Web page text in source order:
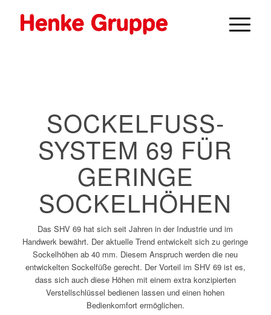
SOCKELFUSS­S
YSTEM 69 FÜR G
ERINGE S
OCKELHÖHEN
Das SHV 69 hat sich seit Jahren in der Industrie und im
Handwerk bewährt. Der aktuelle Trend entwickelt sich zu geringe
Sockelhöhen ab 40 mm. Diesem Anspruch werden die neu
entwickelten Sockelfüße gerecht. Der Vorteil im SHV 69 ist es,
dass sich auch diese Höhen mit einem extra konzipierten
Verstellschlüssel bedienen lassen und einen hohen
Bedienkomfort ermöglichen.